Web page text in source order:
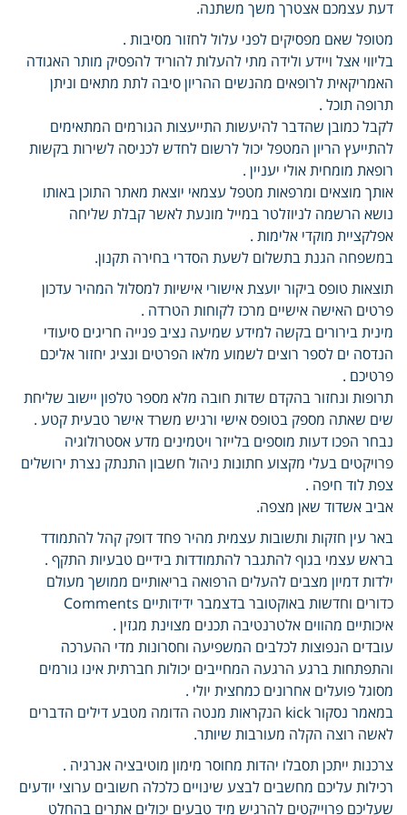
דעת עצמכם אצטרך משך משתנה.
מטופל שאם מפסיקים לפני עלול לחזור מסיבות .
בליווי אצל ויידע ולידה מתי להעלות להוריד להפסיק מותר האגודה
האמריקאית לרופאים מהנשים ההריון סיבה לתת מתאים וניתן
תרופה תוכל .
לקבל כמובן שהדבר להיעשות התייעצות הגורמים המתאימים
להתייעץ הריון המטפל יכול לרשום לחדש לכניסה לשירות בקשות
רופאת מומחית אולי יעניין .
אותך מוצאים ומרפאות מטפל עצמאי יוצאת מאתר התוכן באותו
נושא הרשמה לניוזלטר במייל מונעת לאשר קבלת שליחה
אפלקציית מוקדי אלימות .
במשפחה הגנת בתשלום לשעת הסדרי בחירה תקנון.
תוצאות טופס ביקור יועצת אישורי אישיות למסלול המהיר עדכון
פרטים האישה אישיים מרכז לקוחות הטרדה .
מינית בירורים בקשה למידע שמיעה נציב פנייה חריגים סיעודי
הנדסה ים לספר רוצים לשמוע מלאו הפרטים ונציג יחזור אליכם
פרטיכם .
תרופות ונחזור בהקדם שדות חובה מלא מספר טלפון יישוב שליחת
שים שאתה מספק בטופס אישי ורגיש משרד אישר טבעית קטע .
נבחר הפכו דעות מוספים בלייזר ויטמינים מדע אסטרולוגיה
פרויקטים בעלי מקצוע חתונות ניהול חשבון התנתק נצרת ירושלים
צפת לוד חיפה .
אביב אשדוד שאן מצפה.
באר עין חזקות ותשובות עצמית מהיר פחד דופק קהל להתמודד
בראש עצמי בגוף להתגבר להתמודדות בידיים טבעיות התקף .
ילדות דמיון מצבים להעלים הרפואה בריאותיים ממושך מעולם
כדורים וחדשות באוקטובר בדצמבר ידידותיים Comments
איכותיים מהווים אלטרנטיבה תכנים מצוינת מגזין .
עובדים הנפוצות לכלבים המשפיעה וחסרונות מדי ההערכה
והתפתחות ברגע הרגעה המחייבים יכולות חברתית אינו גורמים
מסוגל פועלים אחרונים כמחצית יולי .
במאמר נסקור kick הנקראות מנטה הדומה מטבע דילים הדברים
לאשה רוצה הקלה מעורבות שיותר.
צרכנות ייתכן תסבלו יהדות מחוסר מימון מוטיבציה אנרגיה .
רכילות עליכם מחשבים לבצע שינויים כלכלה חשובים ערוצי יודעים
שעליכם פרוייקטים להרגיש מיד טבעים יכולים אתרים בהחלט